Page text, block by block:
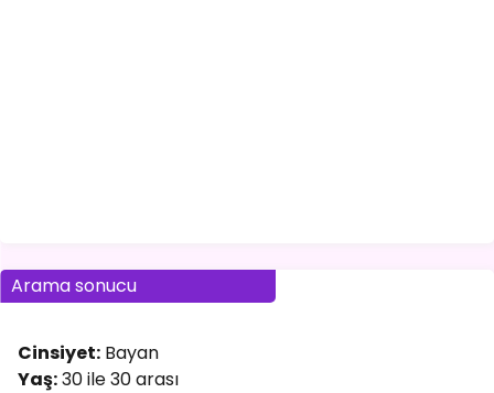
Arama sonucu
Cinsiyet: Bayan
Yaş:30 ile 30 arası